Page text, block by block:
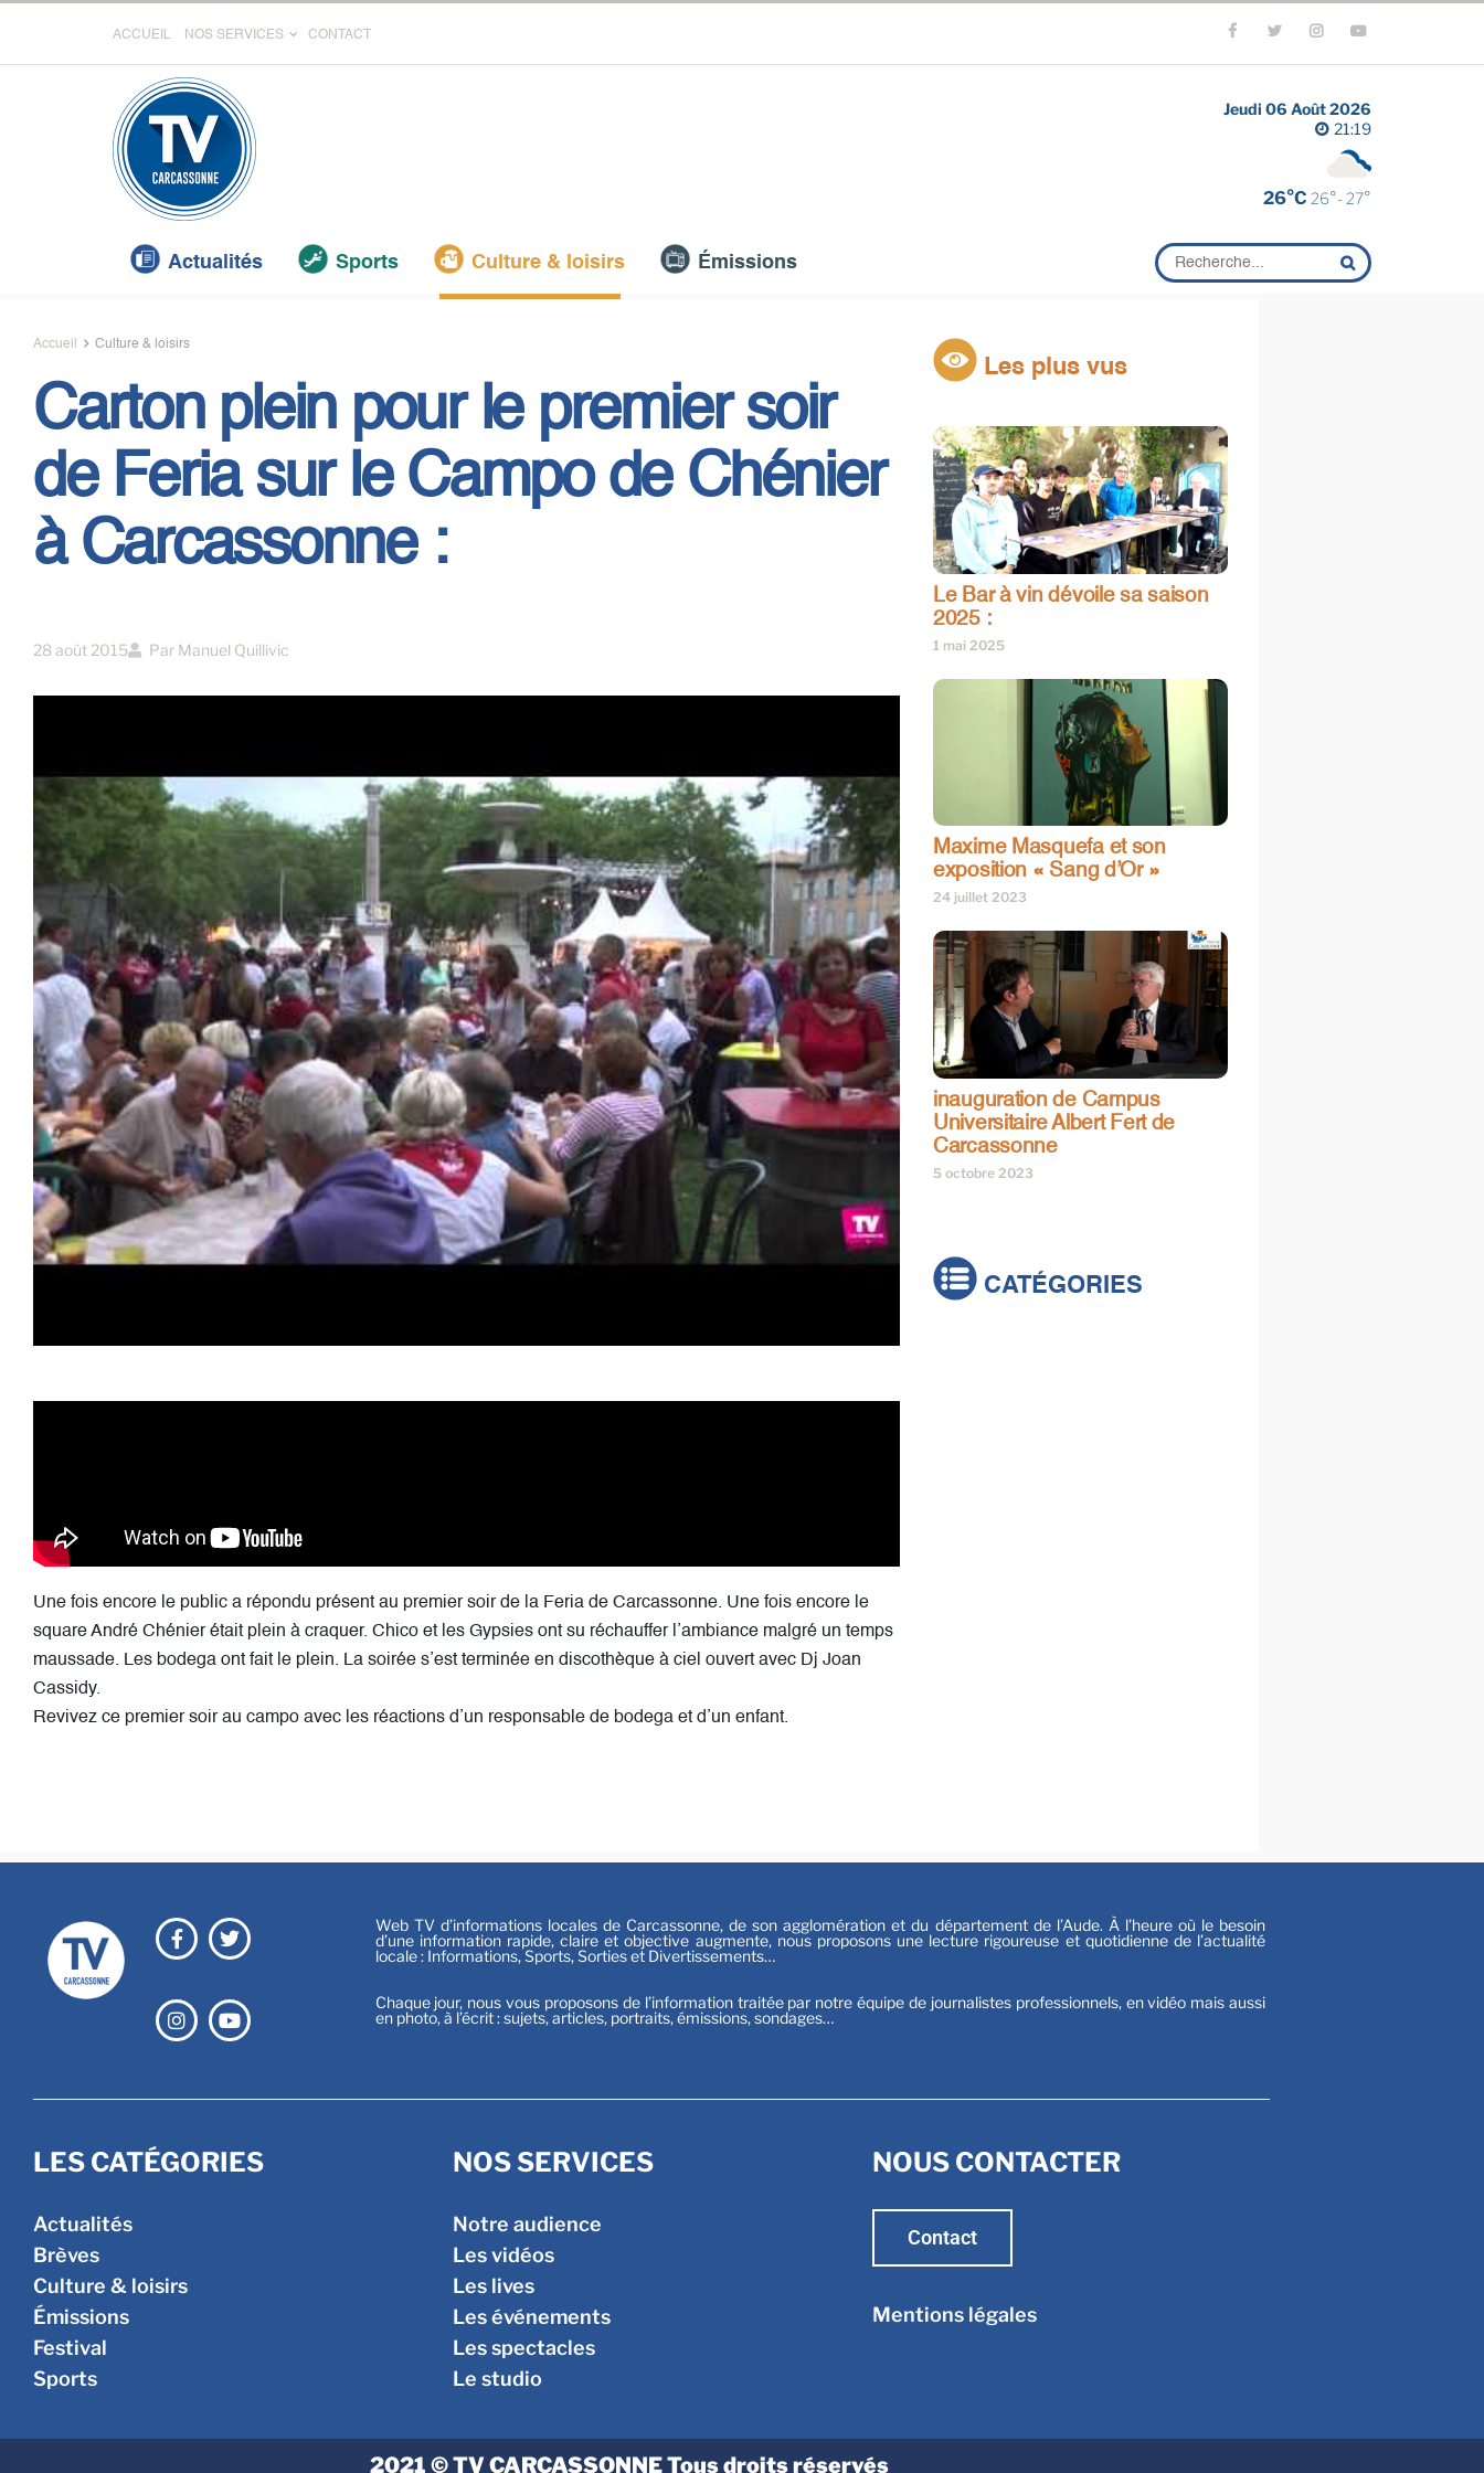
ACCUEIL NOS SERVICES CONTACT
Jeudi 06 Août 2026
21:19
26°C 26°- 27°
Actualités Sports Culture & loisirs Émissions
Accueil Culture & loisirs
Carton plein pour le premier soir
de Feria sur le Campo de Chénier
à Carcassonne :
28 août 2015 Par Manuel Quillivic
Une fois encore le public a répondu présent au premier soir de la Feria de Carcassonne. Une fois encore le
square André Chénier était plein à craquer. Chico et les Gypsies ont su réchauffer l’ambiance malgré un temps
maussade. Les bodega ont fait le plein. La soirée s’est terminée en discothèque à ciel ouvert avec Dj Joan
Cassidy.
Revivez ce premier soir au campo avec les réactions d’un responsable de bodega et d’un enfant.
Les plus vus
Le Bar à vin dévoile sa saison
2025 :
1 mai 2025
Maxime Masquefa et son
exposition « Sang d’Or »
24 juillet 2023
inauguration de Campus
Universitaire Albert Fert de
Carcassonne
5 octobre 2023
CATÉGORIES
Web TV d’informations locales de Carcassonne, de son agglomération et du département de l’Aude. À l’heure où le besoin
d’une information rapide, claire et objective augmente, nous proposons une lecture rigoureuse et quotidienne de l’actualité
locale : Informations, Sports, Sorties et Divertissements…
Chaque jour, nous vous proposons de l’information traitée par notre équipe de journalistes professionnels, en vidéo mais aussi
en photo, à l’écrit : sujets, articles, portraits, émissions, sondages…
LES CATÉGORIES
Actualités
Brèves
Culture & loisirs
Émissions
Festival
Sports
NOS SERVICES
Notre audience
Les vidéos
Les lives
Les événements
Les spectacles
Le studio
NOUS CONTACTER
Contact
Mentions légales
2021 © TV CARCASSONNE Tous droits réservés